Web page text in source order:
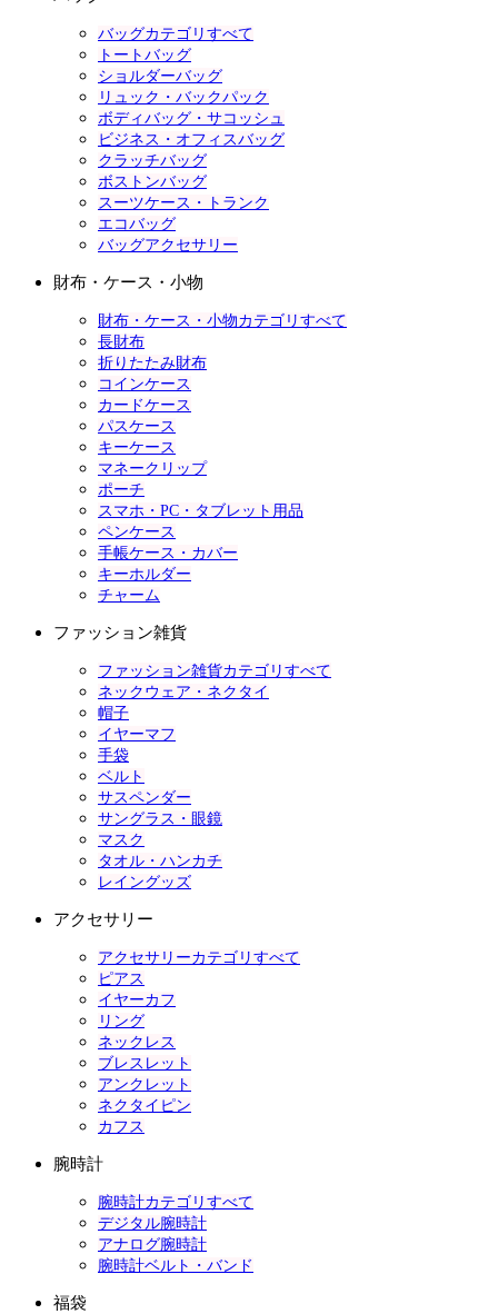
バッグカテゴリすべて
トートバッグ
ショルダーバッグ
リュック・バックパック
ボディバッグ・サコッシュ
ビジネス・オフィスバッグ
クラッチバッグ
ボストンバッグ
スーツケース・トランク
エコバッグ
バッグアクセサリー
財布・ケース・小物
財布・ケース・小物カテゴリすべて
長財布
折りたたみ財布
コインケース
カードケース
パスケース
キーケース
マネークリップ
ポーチ
スマホ・PC・タブレット用品
ペンケース
手帳ケース・カバー
キーホルダー
チャーム
ファッション雑貨
ファッション雑貨カテゴリすべて
ネックウェア・ネクタイ
帽子
イヤーマフ
手袋
ベルト
サスペンダー
サングラス・眼鏡
マスク
タオル・ハンカチ
レイングッズ
アクセサリー
アクセサリーカテゴリすべて
ピアス
イヤーカフ
リング
ネックレス
ブレスレット
アンクレット
ネクタイピン
カフス
腕時計
腕時計カテゴリすべて
デジタル腕時計
アナログ腕時計
腕時計ベルト・バンド
福袋